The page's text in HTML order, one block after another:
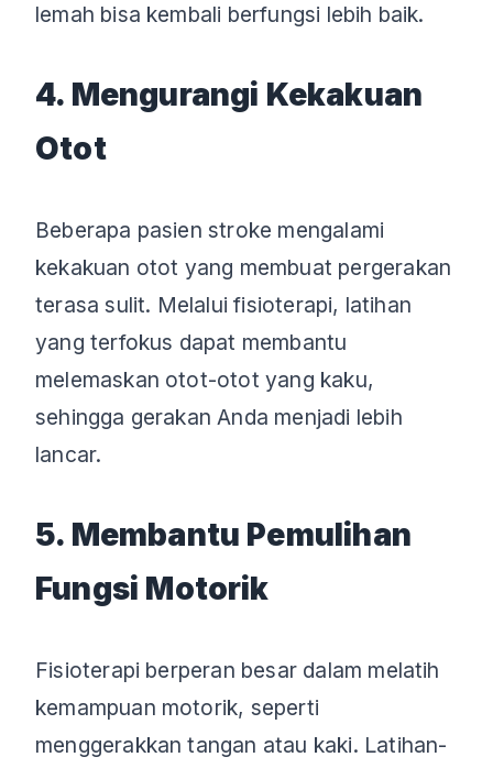
lemah bisa kembali berfungsi lebih baik.
4. Mengurangi Kekakuan
Otot
Beberapa pasien stroke mengalami
kekakuan otot yang membuat pergerakan
terasa sulit. Melalui fisioterapi, latihan
yang terfokus dapat membantu
melemaskan otot-otot yang kaku,
sehingga gerakan Anda menjadi lebih
lancar.
5. Membantu Pemulihan
Fungsi Motorik
Fisioterapi berperan besar dalam melatih
kemampuan motorik, seperti
menggerakkan tangan atau kaki. Latihan-